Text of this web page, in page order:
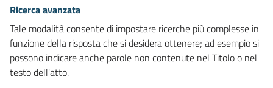
Ricerca avanzata
Tale modalità consente di impostare ricerche più complesse in
funzione della risposta che si desidera ottenere; ad esempio si
possono indicare anche parole non contenute nel Titolo o nel
testo dell'atto.